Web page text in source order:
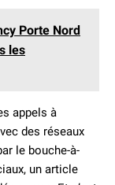
Porte Nord
les
appels à
des réseaux
le bouche-à-
un article